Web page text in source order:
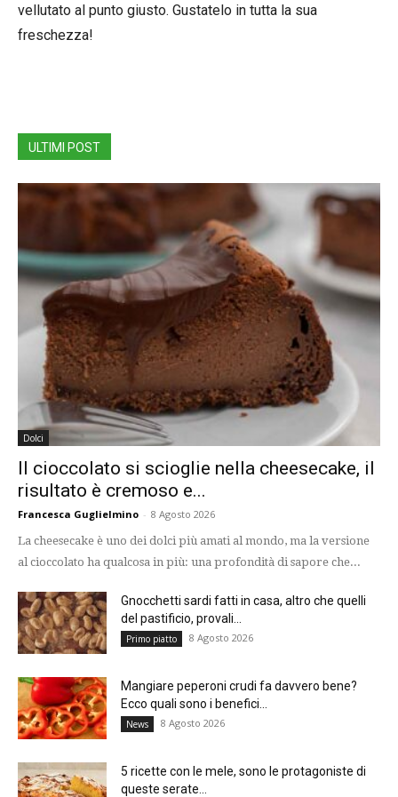
vellutato al punto giusto. Gustatelo in tutta la sua
freschezza!
ULTIMI POST
Dolci
Il cioccolato si scioglie nella cheesecake, il
risultato è cremoso e...
Francesca Guglielmino - 8 Agosto 2026
La cheesecake è uno dei dolci più amati al mondo, ma la versione
al cioccolato ha qualcosa in più: una profondità di sapore che...
Gnocchetti sardi fatti in casa, altro che quelli
del pastificio, provali...
Primo piatto 8 Agosto 2026
Mangiare peperoni crudi fa davvero bene?
Ecco quali sono i benefici...
News 8 Agosto 2026
5 ricette con le mele, sono le protagoniste di
queste serate...